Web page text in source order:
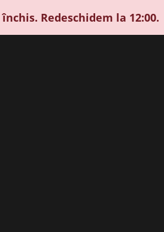
Redeschidem la 12:00.